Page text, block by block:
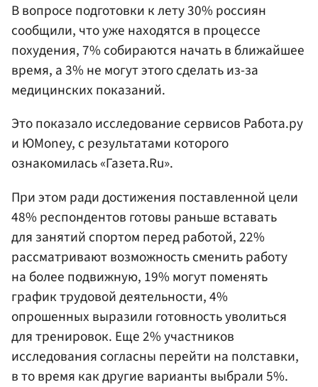
В вопросе подготовки к лету 30% россиян
сообщили, что уже находятся в процессе
похудения, 7% собираются начать в ближайшее
время, а 3% не могут этого сделать из-за
медицинских показаний.
Это показало исследование сервисов Работа.ру
и ЮMoney, с результатами которого
ознакомилась «Газета.Ru».
При этом ради достижения поставленной цели
48% респондентов готовы раньше вставать
для занятий спортом перед работой, 22%
рассматривают возможность сменить работу
на более подвижную, 19% могут поменять
график трудовой деятельности, 4%
опрошенных выразили готовность уволиться
для тренировок. Еще 2% участников
исследования согласны перейти на полставки,
в то время как другие варианты выбрали 5%.